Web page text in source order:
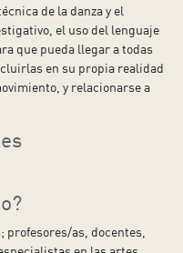
de la danza y el
el uso del lenguaje
que pueda llegar a todas
en su propia realidad
y relacionarse a
profesores/as, docentes,